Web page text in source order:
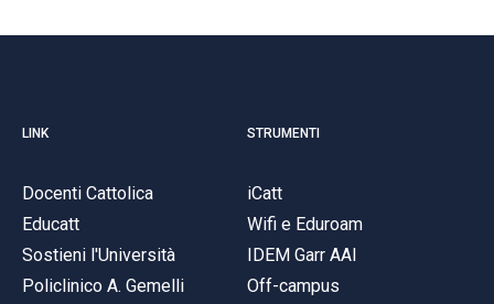
LINK
Docenti Cattolica
Educatt
Sostieni l'Università
Policlinico A. Gemelli
STRUMENTI
iCatt
Wifi e Eduroam
IDEM Garr AAI
Off-campus